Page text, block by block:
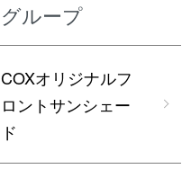
グループ
COXオリジナルフ
ロントサンシェー
ド